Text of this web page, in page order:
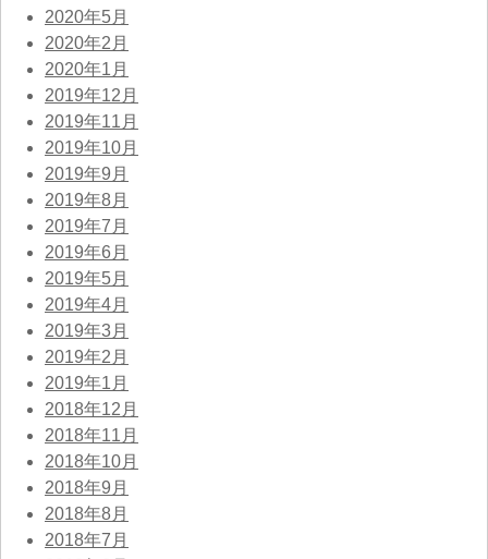
2020年5月
2020年2月
2020年1月
2019年12月
2019年11月
2019年10月
2019年9月
2019年8月
2019年7月
2019年6月
2019年5月
2019年4月
2019年3月
2019年2月
2019年1月
2018年12月
2018年11月
2018年10月
2018年9月
2018年8月
2018年7月